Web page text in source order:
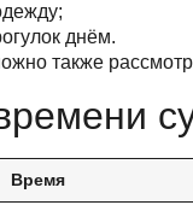
днём.
также
Время